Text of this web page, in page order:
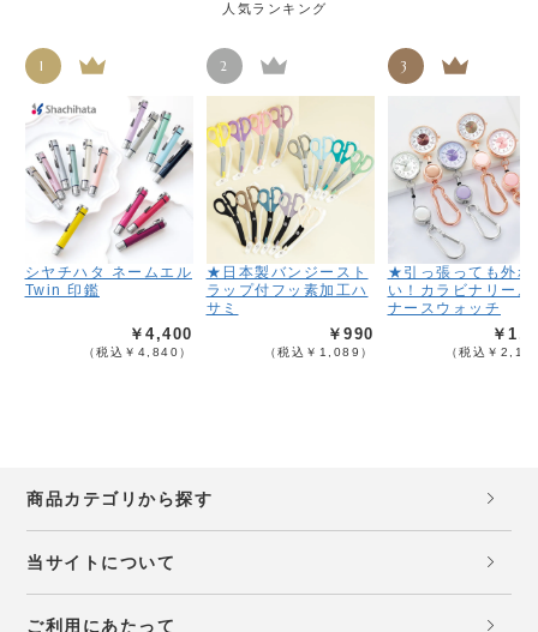
人気ランキング
1
シヤチハタ ネームエル
Twin 印鑑
￥4,400
（税込￥4,840）
2
★日本製バンジースト
ラップ付フッ素加工ハ
サミ
￥990
（税込￥1,089）
3
★引っ張っても外れ
い！カラビナリール
ナースウォッチ
￥
（税込￥
商品カテゴリから探す
当サイトについて
ご利用にあたって